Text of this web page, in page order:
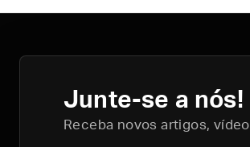
Junte-se a nós!
Receba novos artigos,